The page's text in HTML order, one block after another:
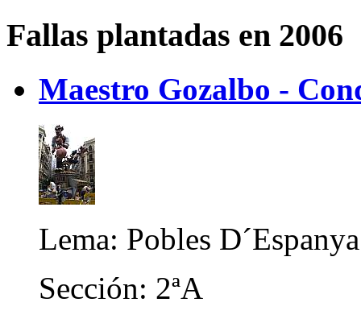
Fallas plantadas en 2006
Maestro Gozalbo -
Lema: Pobles D´Espanya
Sección: 2ªA